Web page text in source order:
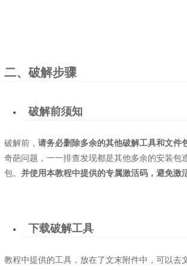
二、破解步骤
破解前须知
破解前， 请务必删除多余的其他破解工具和文件
奇葩问题，一一排查发现都是其他多余的安装
包。 并使用本教程中提供的专属激活码，避免激
下载破解工具
教程中提供的工具，放在了文末附件中，可以